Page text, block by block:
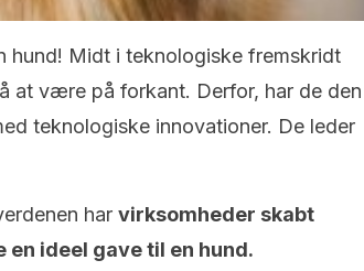
hund! Midt i teknologiske fremskridt
at være på forkant. Derfor, har de den
teknologiske innovationer. De leder
har virksomheder skabt
ideel gave til en hund.